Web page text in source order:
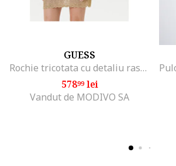
GUESS
Rochie tricotata cu detaliu rasucit, Auriu
57899lei
Vandut de MODIVO SA